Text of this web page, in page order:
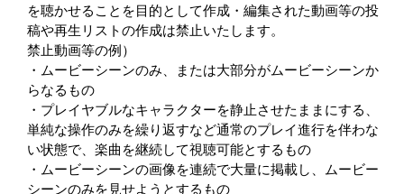
を聴かせることを目的として作成・編集された動画等の投
稿や再生リストの作成は禁止いたします。
禁止動画等の例）
・ムービーシーンのみ、または大部分がムービーシーンか
らなるもの
・プレイヤブルなキャラクターを静止させたままにする、
単純な操作のみを繰り返すなど通常のプレイ進行を伴わな
い状態で、楽曲を継続して視聴可能とするもの
・ムービーシーンの画像を連続で大量に掲載し、ムービー
シーンのみを見せようとするもの